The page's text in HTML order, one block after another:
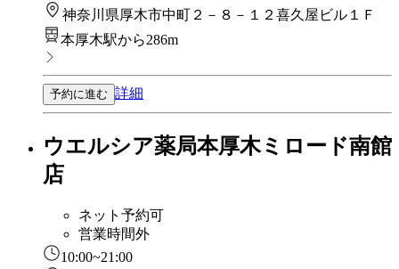
神奈川県厚木市中町２－８－１２喜久屋ビル１Ｆ
本厚木駅から286m
予約に進む 詳細
ウエルシア薬局本厚木ミロード南館
店
ネット予約可
営業時間外
10:00~21:00